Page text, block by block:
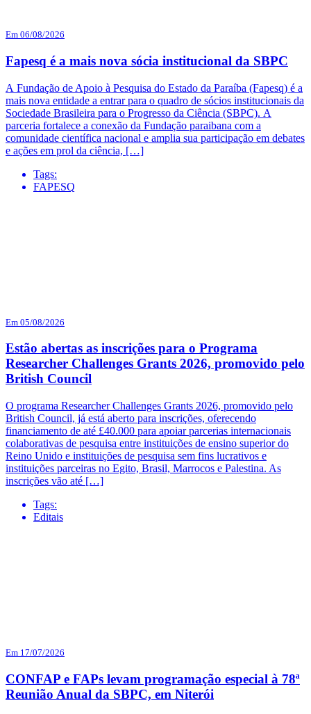
Em 06/08/2026
Fapesq é a mais nova sócia institucional da SBPC
A Fundação de Apoio à Pesquisa do Estado da Paraíba (Fapesq) é a
mais nova entidade a entrar para o quadro de sócios institucionais da
Sociedade Brasileira para o Progresso da Ciência (SBPC). A
parceria fortalece a conexão da Fundação paraibana com a
comunidade científica nacional e amplia sua participação em debates
e ações em prol da ciência, […]
Tags:
FAPESQ
Em 05/08/2026
Estão abertas as inscrições para o Programa
Researcher Challenges Grants 2026, promovido pelo
British Council
O programa Researcher Challenges Grants 2026, promovido pelo
British Council, já está aberto para inscrições, oferecendo
financiamento de até £40.000 para apoiar parcerias internacionais
colaborativas de pesquisa entre instituições de ensino superior do
Reino Unido e instituições de pesquisa sem fins lucrativos e
instituições parceiras no Egito, Brasil, Marrocos e Palestina. As
inscrições vão até […]
Tags:
Editais
Em 17/07/2026
CONFAP e FAPs levam programação especial à 78ª
Reunião Anual da SBPC, em Niterói